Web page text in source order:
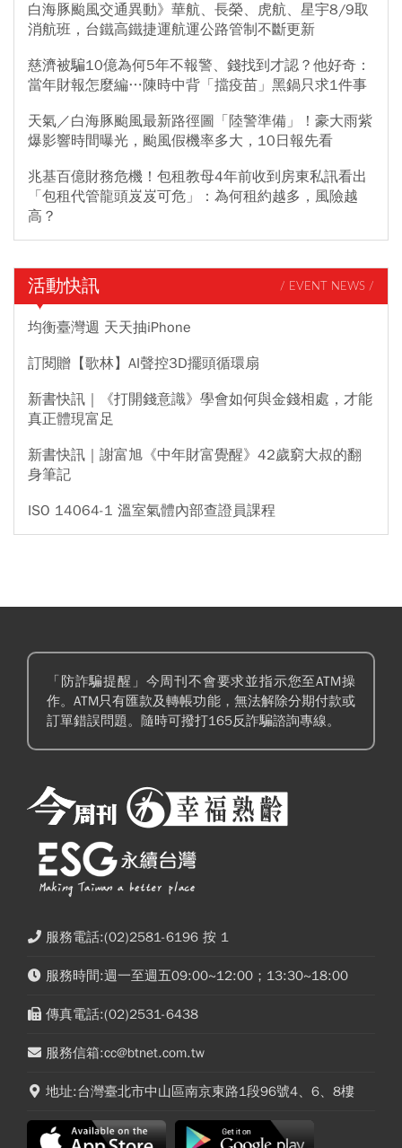
白海豚颱風交通異動》華航、長榮、虎航、星宇8/9取
消航班，台鐵高鐵捷運航運公路管制不斷更新
慈濟被騙10億為何5年不報警、錢找到才認？他好奇：
當年財報怎麼編…陳時中背「擋疫苗」黑鍋只求1件事
天氣／白海豚颱風最新路徑圖「陸警準備」！豪大雨紫
爆影響時間曝光，颱風假機率多大，10日報先看
兆基百億財務危機！包租教母4年前收到房東私訊看出
「包租代管龍頭岌岌可危」：為何租約越多，風險越
高？
活動快訊 / EVENT NEWS /
均衡臺灣週 天天抽iPhone
訂閱贈【歌林】AI聲控3D擺頭循環扇
新書快訊｜《打開錢意識》學會如何與金錢相處，才能
真正體現富足
新書快訊｜謝富旭《中年財富覺醒》42歲窮大叔的翻
身筆記
ISO 14064-1 溫室氣體內部查證員課程
「防詐騙提醒」今周刊不會要求並指示您至ATM操
作。ATM只有匯款及轉帳功能，無法解除分期付款或
訂單錯誤問題。隨時可撥打165反詐騙諮詢專線。
服務電話:(02)2581-6196 按 1
服務時間:週一至週五09:00~12:00；13:30~18:00
傳真電話:(02)2531-6438
服務信箱:cc@btnet.com.tw
地址:台灣臺北市中山區南京東路1段96號4、6、8樓